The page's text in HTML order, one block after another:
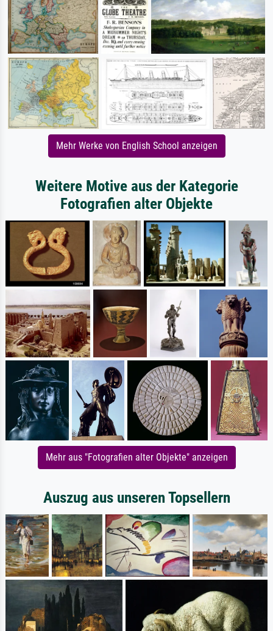
Mehr Werke von English School anzeigen
Weitere Motive aus der Kategorie
Fotografien alter Objekte
Mehr aus "Fotografien alter Objekte" anzeigen
Auszug aus unseren Topsellern